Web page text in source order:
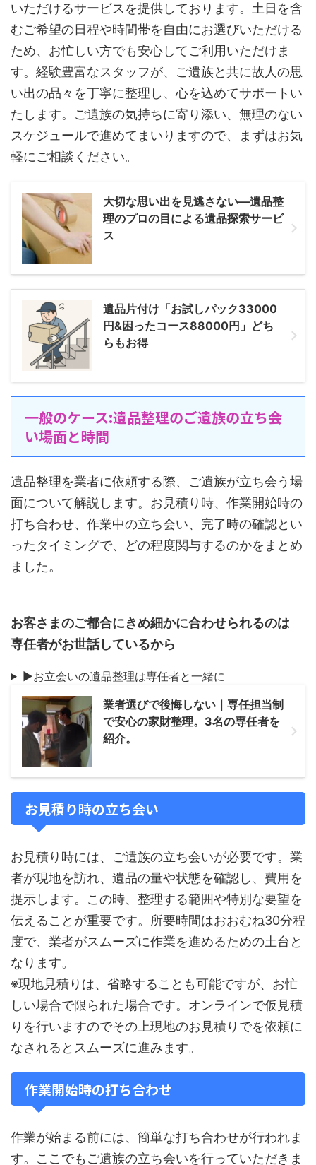
いただけるサービスを提供しております。土日を含
むご希望の日程や時間帯を自由にお選びいただける
ため、お忙しい方でも安心してご利用いただけま
す。経験豊富なスタッフが、ご遺族と共に故人の思
い出の品々を丁寧に整理し、心を込めてサポートい
たします。ご遺族の気持ちに寄り添い、無理のない
スケジュールで進めてまいりますので、まずはお気
軽にご相談ください。
大切な思い出を見逃さない―遺品整
理のプロの目による遺品探索サービ
ス
遺品片付け「お試しパック33000
円&困ったコース88000円」どち
らもお得
一般のケース:遺品整理のご遺族の立ち会
い場面と時間
遺品整理を業者に依頼する際、ご遺族が立ち会う場
面について解説します。お見積り時、作業開始時の
打ち合わせ、作業中の立ち会い、完了時の確認とい
ったタイミングで、どの程度関与するのかをまとめ
ました。
お客さまのご都合にきめ細かに合わせられるのは
専任者がお世話しているから
▶お立会いの遺品整理は専任者と一緒に
業者選びで後悔しない｜専任担当制
で安心の家財整理。3名の専任者を
紹介。
お見積り時の立ち会い
お見積り時には、ご遺族の立ち会いが必要です。業
者が現地を訪れ、遺品の量や状態を確認し、費用を
提示します。この時、整理する範囲や特別な要望を
伝えることが重要です。所要時間はおおむね30分程
度で、業者がスムーズに作業を進めるための土台と
なります。
※現地見積りは、省略することも可能ですが、お忙
しい場合で限られた場合です。オンラインで仮見積
りを行いますのでその上現地のお見積りでを依頼に
なされるとスムーズに進みます。
作業開始時の打ち合わせ
作業が始まる前には、簡単な打ち合わせが行われま
す。ここでもご遺族の立ち会いを行っていただきま